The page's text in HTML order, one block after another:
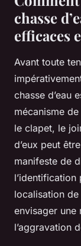
chasse
efficaces
Avant toute
chasse d’eau
mécanisme
le clapet, le
d’eux peut
manifeste de
l’identification
localisation
envisager une
l’aggravation